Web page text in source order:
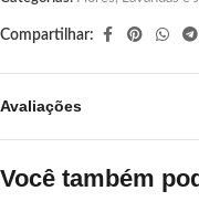
Compartilhar:
Avaliações
Você também